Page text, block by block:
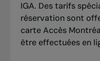
IGA. Des tarifs
réservation sont
carteAccès
être effectuées en